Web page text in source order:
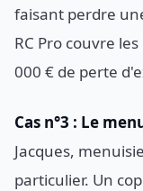
faisant perdre
RC Pro couvre
000 € de perte
Cas n°3 : Le
Jacques,
particulier. Un